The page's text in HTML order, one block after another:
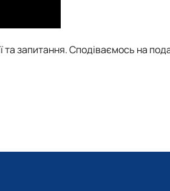
та запитання. Сподіваємось на